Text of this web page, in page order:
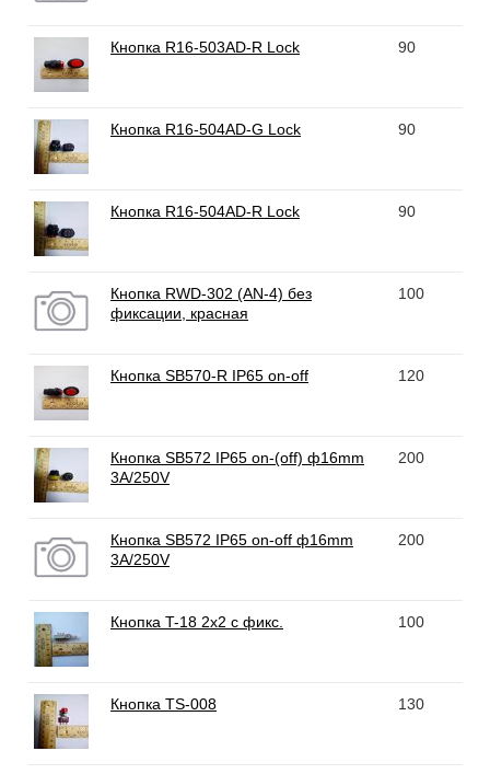
Кнопка R16-503AD-R Lock 90
Кнопка R16-504AD-G Lock 90
Кнопка R16-504AD-R Lock 90
Кнопка RWD-302 (AN-4) без
фиксации, красная
100
Кнопка SB570-R IP65 on-off 120
Кнопка SB572 IP65 on-(off) ф16mm
3A/250V
200
Кнопка SB572 IP65 on-off ф16mm
3A/250V
200
Кнопка T-18 2x2 с фикс. 100
Кнопка TS-008 130